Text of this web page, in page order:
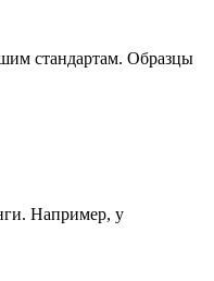
стандартам. Образцы
Например, у